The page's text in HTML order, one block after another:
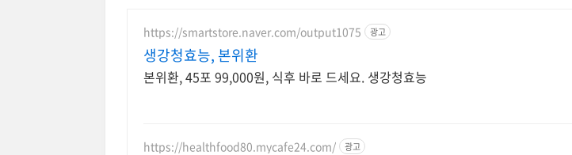
https://smartstore.naver.com/output1075 광고
생강청효능, 본위환
본위환, 45포 99,000원, 식후 바로 드세요. 생강청효능
https://healthfood80.mycafe24.com/ 광고